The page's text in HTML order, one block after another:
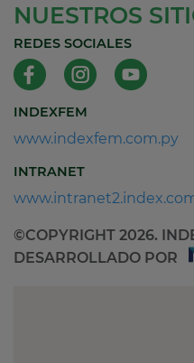
NUESTROS
REDES SOCIALES
INDEXFEM
www.indexfem.com.py
INTRANET
©COPYRIGHT 2026.
DESARROLLADO POR